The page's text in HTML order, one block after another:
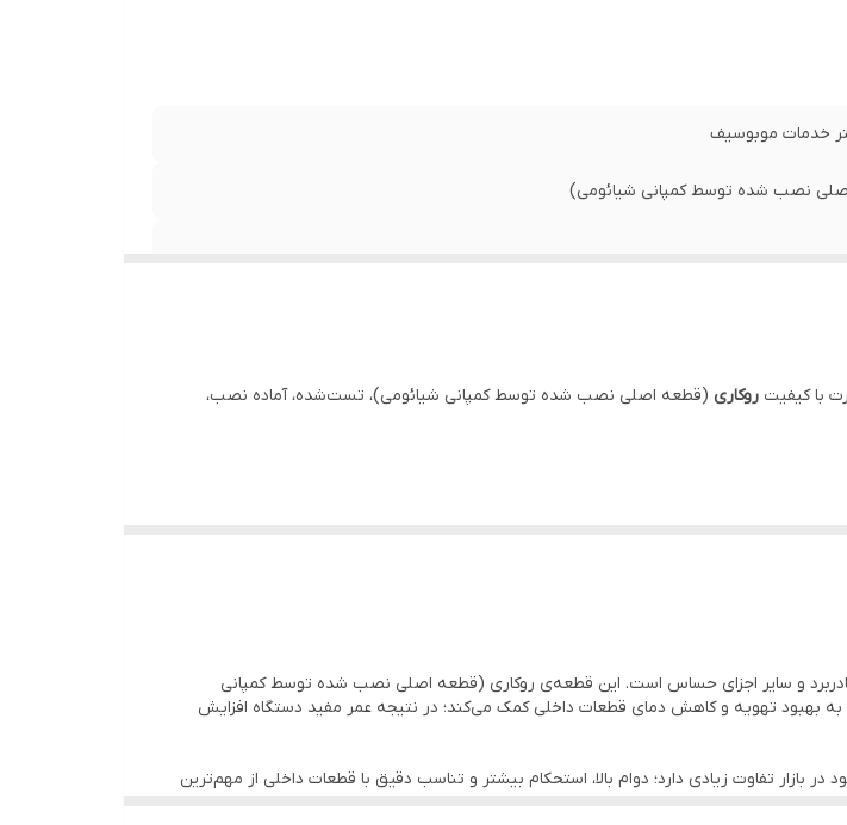
نصب شده توسط کمپانی شیائومی)
روکاری (قطعه اصلی نصب شده توسط کمپانی شیائومی)، تست‌شده، آماده نصب،
و سایر اجزای حساس است. این قطعه‌ی روکاری (قطعه اصلی نصب شده توسط کمپانی
به بهبود تهویه و کاهش دمای قطعات داخلی کمک می‌کند؛ در نتیجه عمر مفید دستگاه افزایش
تفاوت زیادی دارد؛ دوام بالا، استحکام بیشتر و تناسب دقیق با قطعات داخلی از مهم‌ترین